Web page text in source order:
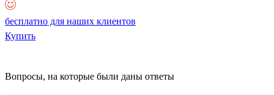
бесплатно для наших клиентов
Купить
Вопросы, на которые были даны ответы